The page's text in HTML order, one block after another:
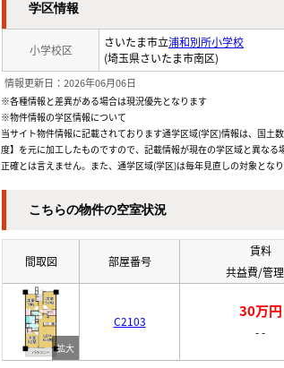
学区情報
小学校区
さいたま市立浦和別所小学校
(埼玉県さいたま市南区)
情報更新日：2026年06月06日
※各種情報と差異がある場合は現況優先となります
※物件情報の学区情報について
当サイト物件情報に記載されております通学区域(学区)情報は、国
度】を元に加工したものですので、記載情報が現在の学区域と異な
正確とは言えません。また、通学区域(学区)は毎年見直しの対象とな
こちらの物件の空室状況
間取図 部屋番号
賃料
共益費/管
C2103
30万円
--